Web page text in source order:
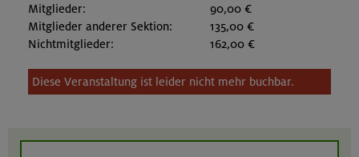
Mitglieder:
90,00 €
Mitglieder anderer Sektion:
135,00 €
Nichtmitglieder:
162,00 €
Diese Veranstaltung ist leider nicht mehr buchbar.